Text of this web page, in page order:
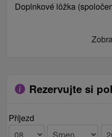
Doplnkové lôžka
Rezervujte si
Příjezd